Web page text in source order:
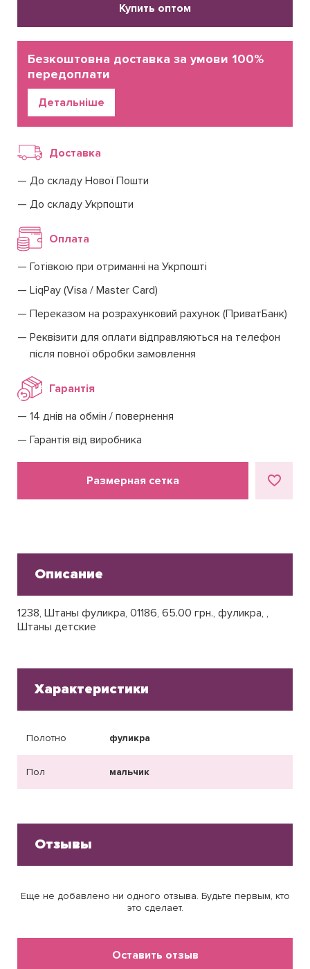
Купить оптом
Детальніше
Безкоштовна доставка за умови 100%
передоплати
Доставка
До складу Нової Пошти
До складу Укрпошти
Оплата
Готівкою при отриманні на Укрпошті
LiqPay (Visa / Master Card)
Переказом на розрахунковий рахунок (ПриватБанк)
Реквізити для оплати відправляються на телефон
після повної обробки замовлення
Гарантія
14 днів на обмін / повернення
Гарантія від виробника
Размерная сетка
Описание
1238, Штаны фуликра, 01186, 65.00 грн., фуликра, ,
Штаны детские
Характеристики
Полотно фуликра
Пол мальчик
Отзывы
Еще не добавлено ни одного отзыва. Будьте первым, кто
это сделает.
Оставить отзыв